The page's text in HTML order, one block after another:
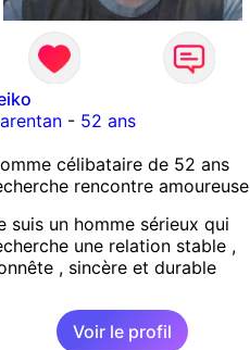
- 52 ans
célibataire de 52 ans
rencontre amoureuse
suis un homme sérieux qui
une relation stable ,
, sincère et durable
Voir le profil